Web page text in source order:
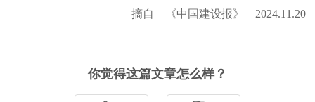
摘自 《中国建设报》 2024.11.20
你觉得这篇文章怎么样？